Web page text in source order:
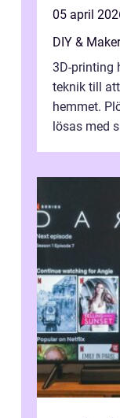
05 april
DIY &
3D-printing
teknik till
hemmet.
lösas med